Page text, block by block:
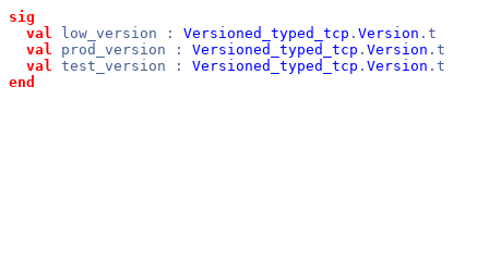
sig
val low_version : Versioned_typed_tcp . Version .t
val prod_version : Versioned_typed_tcp . Version .t
val test_version : Versioned_typed_tcp . Version .t
end